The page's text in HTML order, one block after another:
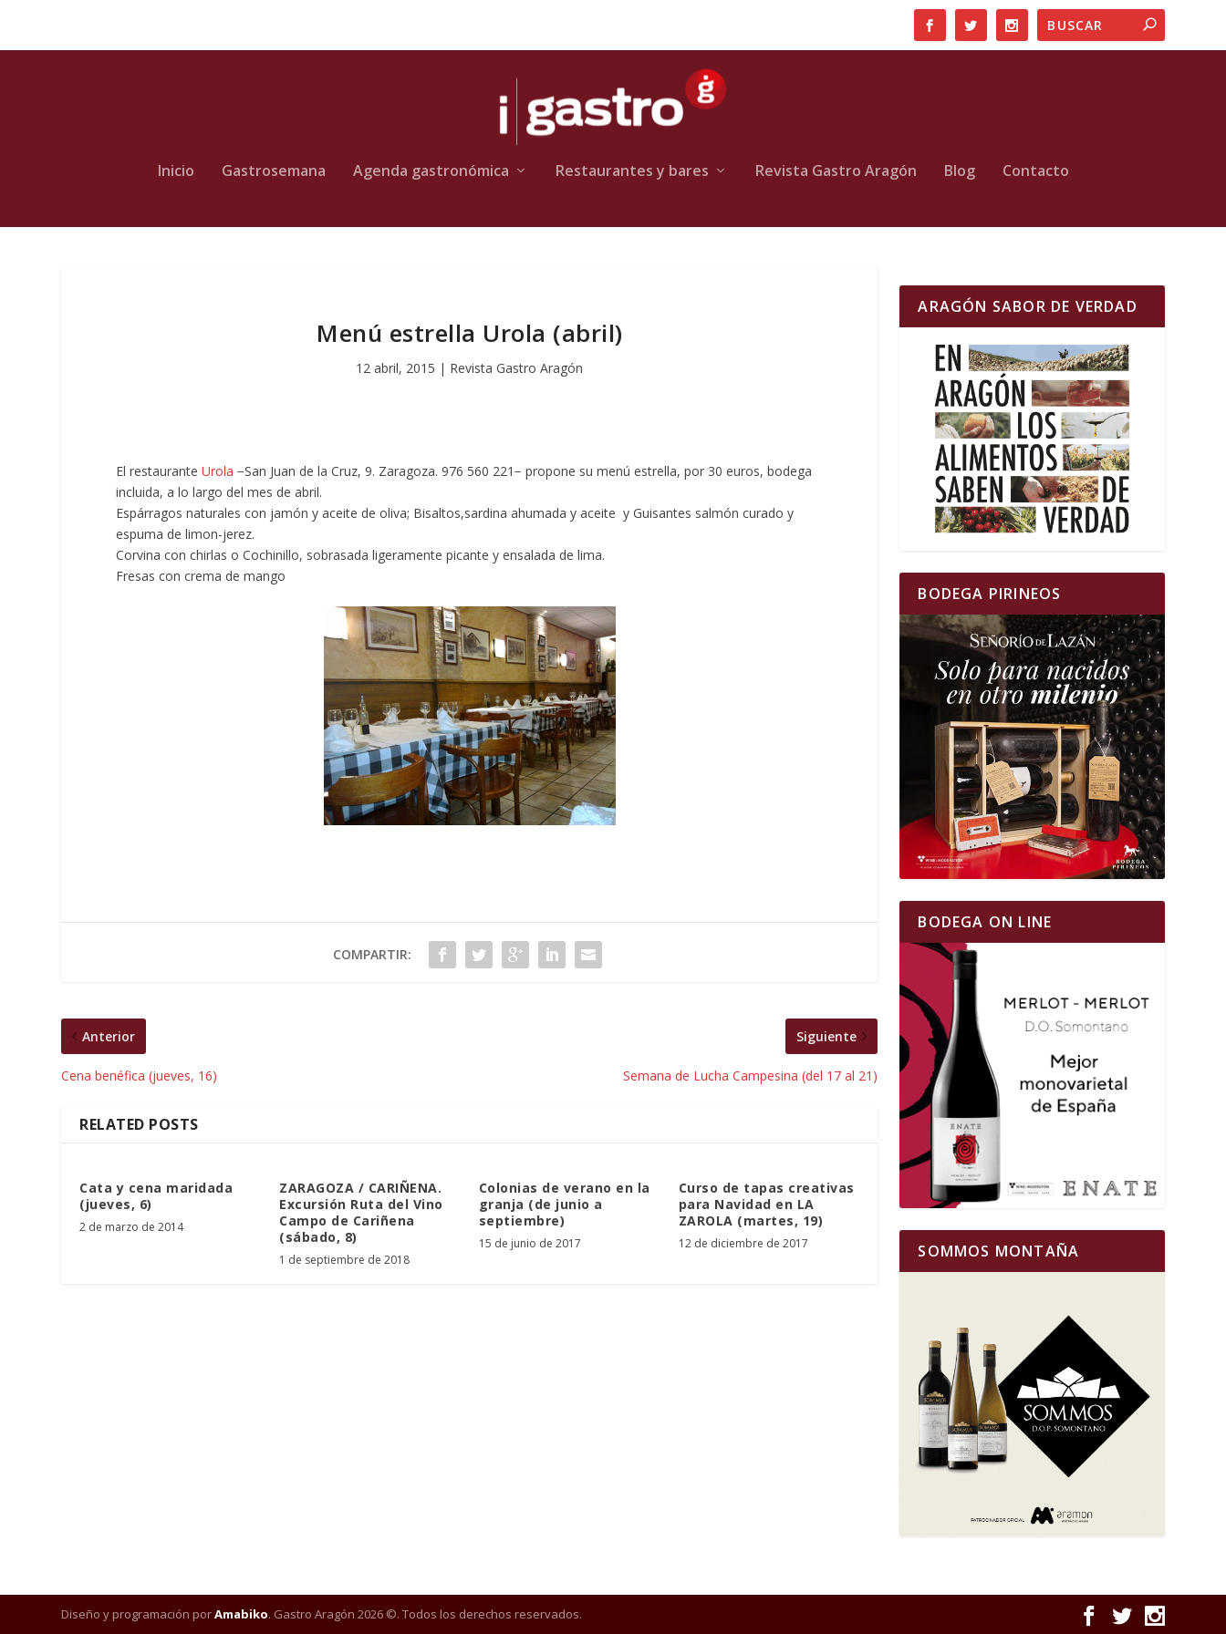
Inicio Gastrosemana Agenda gastronómica Restaurantes y bares Revista Gastro Aragón Blog Contacto
Menú estrella Urola (abril)
12 abril, 2015 | Revista Gastro Aragón
El restauranteUrola −San Juan de la Cruz, 9. Zaragoza. 976 560 221− propone su menú estrella, por 30 euros, bodega
incluida, a lo largo del mes de abril.
Espárragos naturales con jamón y aceite de oliva; Bisaltos,sardina ahumada y aceite y Guisantes salmón curado y
espuma de limon-jerez.
Corvina con chirlas o Cochinillo, sobrasada ligeramente picante y ensalada de lima.
Fresas con crema de mango
COMPARTIR:
Anterior
Cena benéfica (jueves, 16)
Siguiente
Semana de Lucha Campesina (del 17 al 21)
RELATED POSTS
Cata y cena maridada
(jueves, 6)
2 de marzo de 2014
ZARAGOZA / CARIÑENA.
Excursión Ruta del Vino
Campo de Cariñena
(sábado, 8)
1 de septiembre de 2018
Colonias de verano en la
granja (de junio a
septiembre)
15 de junio de 2017
Curso de tapas creativas
para Navidad en LA
ZAROLA (martes, 19)
12 de diciembre de 2017
ARAGÓN SABOR DE VERDAD
BODEGA PIRINEOS
BODEGA ON LINE
SOMMOS MONTAÑA
Diseño y programación porAmabiko. Gastro Aragón 2026 ©. Todos los derechos reservados.